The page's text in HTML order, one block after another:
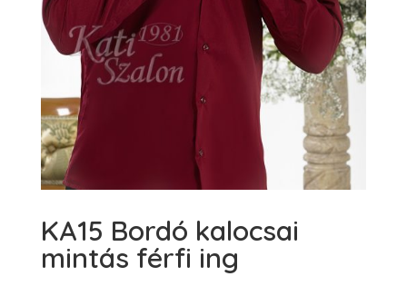
KA15 Bordó kalocsai
mintás férfi ing